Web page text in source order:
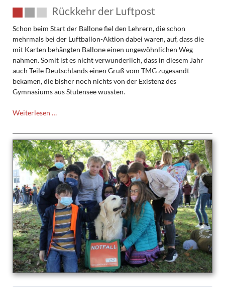
Rückkehr der Luftpost
Schon beim Start der Ballone fiel den Lehrern, die schon
mehrmals bei der Luftballon-Aktion dabei waren, auf, dass die
mit Karten behängten Ballone einen ungewöhnlichen Weg
nahmen. Somit ist es nicht verwunderlich, dass in diesem Jahr
auch Teile Deutschlands einen Gruß vom TMG zugesandt
bekamen, die bisher noch nichts von der Existenz des
Gymnasiums aus Stutensee wussten.
Weiterlesen …
Luftpost